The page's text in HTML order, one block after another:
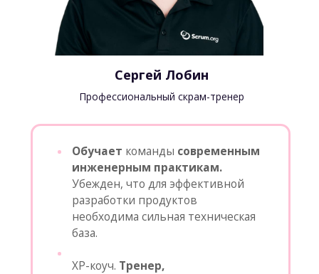
Возможность получить
международный
сертификат
от Scrum.org
Наш тренинг официально
сертифицирован создателями Scrum
компанией Scrum.org
Знания тренеров и наша программа
организацией одного из создателей
Scrum Кена Швабера.